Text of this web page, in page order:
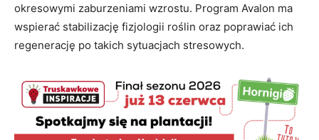
okresowymi zaburzeniami wzrostu. Program Avalon ma
wspierać stabilizację fizjologii roślin oraz poprawiać ich
regenerację po takich sytuacjach stresowych.